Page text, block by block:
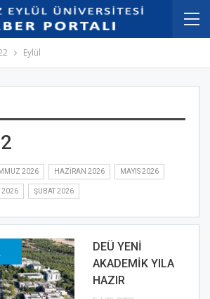
Eylül
2026 HAZIRAN 2026 MAYIS 2026
2026 ŞUBAT 2026
DEÜ YENİ
AKADEMİK YILA
HAZIR